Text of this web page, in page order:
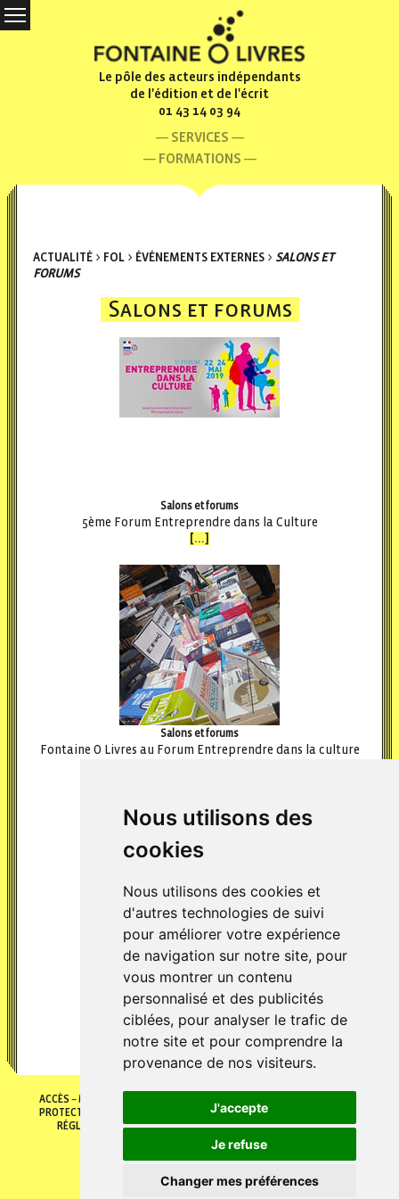
Nous utilisons des
cookies
Nous utilisons des cookies et
d'autres technologies de suivi
pour améliorer votre expérience
de navigation sur notre site, pour
vous montrer un contenu
personnalisé et des publicités
ciblées, pour analyser le trafic de
notre site et pour comprendre la
provenance de nos visiteurs.
J'accepte
Je refuse
Changer mes préférences
Le pôle des acteurs indépendants
de l'édition et de l'écrit
01 43 14 03 94
SERVICES
FORMATIONS
ACTUALITÉ > FOL > ÉVÉNEMENTS EXTERNES > SALONS ET
FORUMS
Salons et forums
Salons et forums
5ème Forum Entreprendre dans la Culture
[...]
Salons et forums
Fontaine O Livres au Forum Entreprendre dans la culture
Salons et forums
Forum des métiers du livre
[...]
ACCÈS MENTIONS LÉGALES
PROTECTION DES DONNÉES
GÉRER MES PRÉFÈRENCES DE COOKIES
RÉGLEMENT INTÉRIEUR
CONDITIONS GÉNÉRALES DE VENTES
© 2026 Fontaine O livres